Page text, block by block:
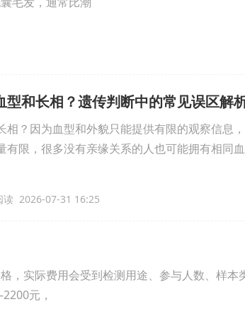
和长相？遗传判断中的常见误区解
相？因为血型和外貌只能提供有限的观察信息
有限，很多没有亲缘关系的人也可能拥有相同
读 2026-07-31 16:25
，实际费用会受到检测用途、参与人数、样本
元，